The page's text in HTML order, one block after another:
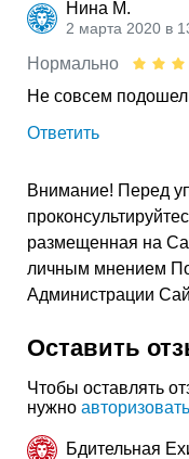
Нина М.
2 марта 2020 в
Нормально
Не совсем
Ответить
Внимание! Перед
размещенная на
личным мнением
Администрации
Оставить
Чтобы оставлять
нужно
Бдительная